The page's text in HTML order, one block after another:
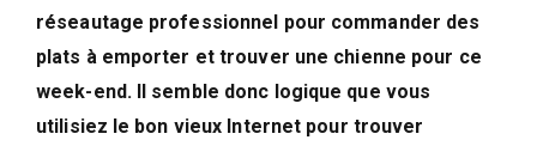
réseautage professionnel pour commander des
plats à emporter et trouver une chienne pour ce
week-end. Il semble donc logique que vous
utilisiez le bon vieux Internet pour trouver